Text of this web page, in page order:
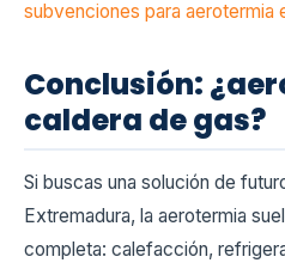
subvenciones para aerotermia
Conclusión:
caldera de gas?
Si buscas una solución de
Extremadura, la aerotermia
completa: calefacción,